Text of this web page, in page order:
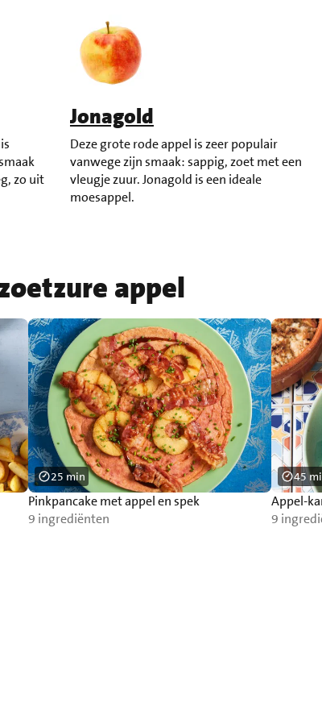
zo uit
Jonagold
Deze grote rode appel is zeer populair
vanwege zijn smaak: sappig, zoet met een
vleugje zuur. Jonagold is een ideale
moesappel.
appel
Pinkpancake met appel en spek
9 ingrediënten
25 min
Appel-
9
45